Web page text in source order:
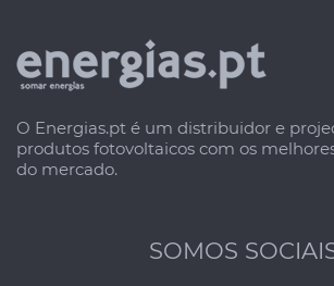
O Energias.pt é um distribuidor e
produtos fotovoltaicos com os
do mercado.
SOMOS